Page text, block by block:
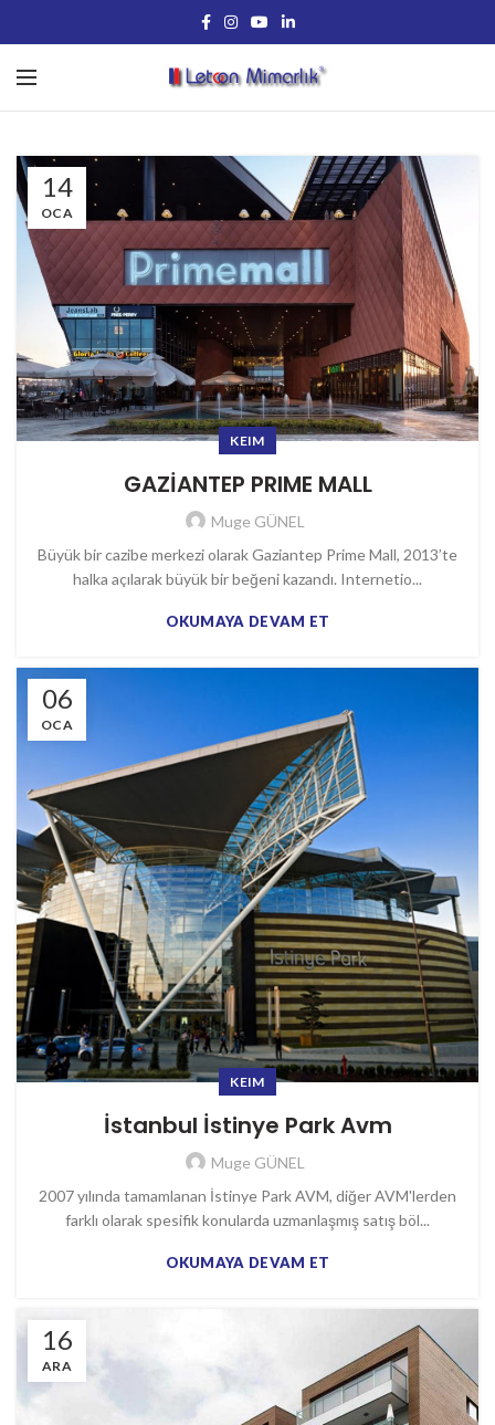
14
OCA
KEIM
GAZİANTEP PRIME MALL
Muge GÜNEL
Büyük bir cazibe merkezi olarak Gaziantep Prime Mall, 2013’te
halka açılarak büyük bir beğeni kazandı. Internetio...
OKUMAYA DEVAM ET
06
OCA
KEIM
İstanbul İstinye Park Avm
Muge GÜNEL
2007 yılında tamamlanan İstinye Park AVM, diğer AVM'lerden
farklı olarak spesifik konularda uzmanlaşmış satış böl...
OKUMAYA DEVAM ET
16
ARA